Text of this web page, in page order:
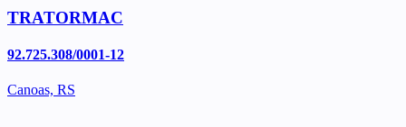
TRATORMAC
92.725.308/0001-12
Canoas, RS